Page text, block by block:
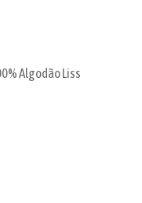
Algodão Liss